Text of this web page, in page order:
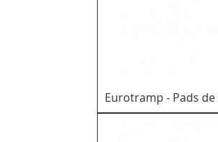
Eurotramp - Pads